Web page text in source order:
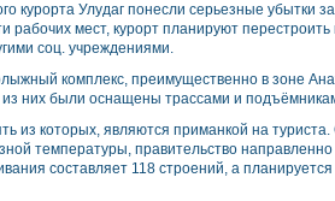
курорта Улудаг понесли серьезные убытки
мест, курорт планируют
соц. учреждениями.
комплекс, преимущественно в зоне
них были оснащены трассами и
из которых, являются приманкой на
температуры, правительство
составляет 118 строений, а